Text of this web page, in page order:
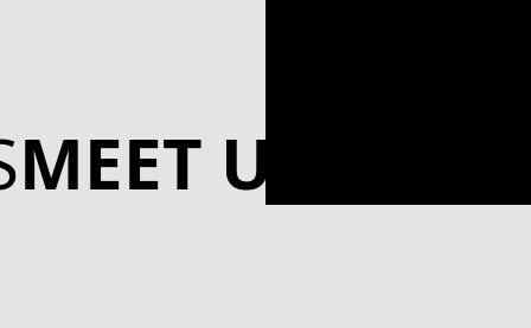
MEET US